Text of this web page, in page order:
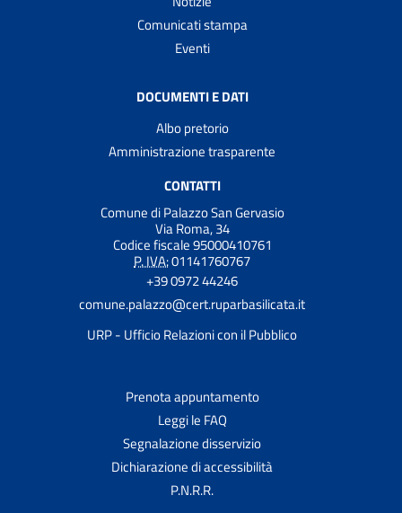
Comunicati stampa
Eventi
DOCUMENTI E DATI
Albo pretorio
Amministrazione trasparente
CONTATTI
Comune di Palazzo San Gervasio
Via Roma, 34
Codice fiscale 95000410761
P. IVA:01141760767
+39 0972 44246
comune.palazzo@cert.ruparbasilicata.it
URP - Ufficio Relazioni con il Pubblico
Prenota appuntamento
Leggi le FAQ
Segnalazione disservizio
Dichiarazione di accessibilità
P.N.R.R.